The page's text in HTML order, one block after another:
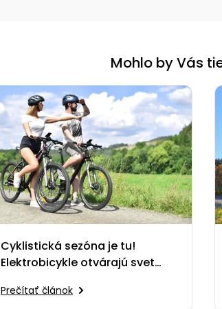
Mohlo by Vás
Cyklistická sezóna je tu!
Elektrobicykle otvárajú svet
Prečítať článok